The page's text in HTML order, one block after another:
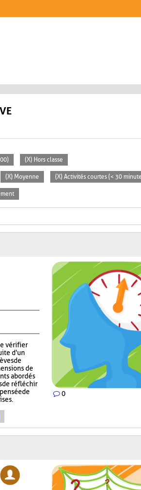
(X) Hors classe
(X) Moyenne (X) Activités courtes (< 30
0
vérifier
d'un
de
de
abordés
de réfléchir
de